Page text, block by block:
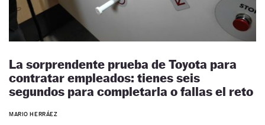
La sorprendente prueba de Toyota para
contratar empleados: tienes seis
segundos para completarla o fallas el reto
MARIO HERRÁEZ